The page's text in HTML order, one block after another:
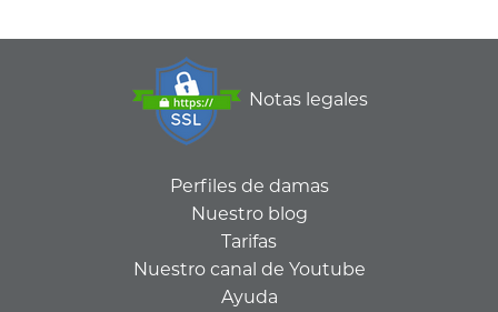
Notas legales
Perfiles de damas
Nuestro blog
Tarifas
Nuestro canal de Youtube
Ayuda